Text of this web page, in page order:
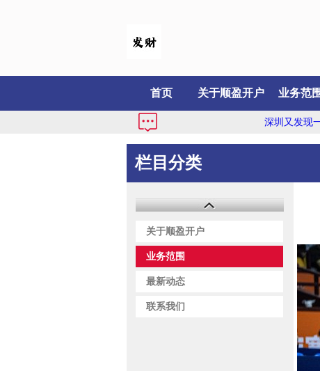
首页 关于顺盈开户 业务范围
深圳又发现一个
栏目分类
关于顺盈开户
业务范围
最新动态
联系我们